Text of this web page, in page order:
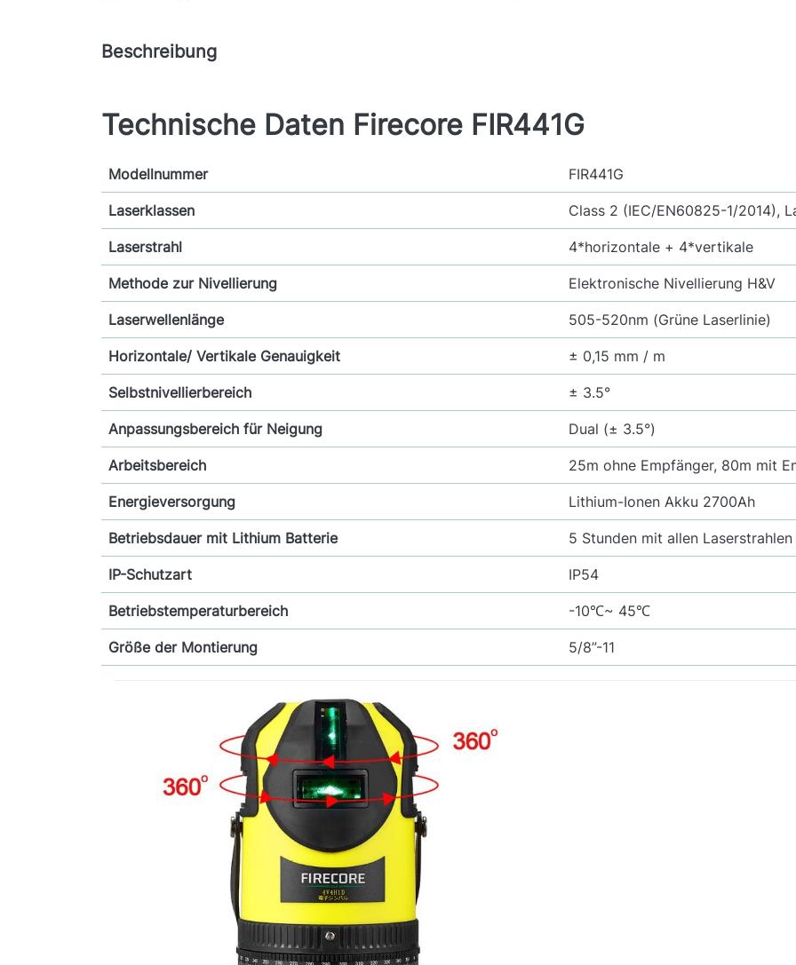
Beschreibung
Technische Daten Firecore FIR441G
Modellnummer FIR441G
Laserklassen Class 2 (IEC/EN60825-1/2014),
Laserstrahl 4*horizontale + 4*vertikale
Methode zur Nivellierung Elektronische Nivellierung H&V
Laserwellenlänge 505-520nm (Grüne Laserlinie)
Horizontale/ Vertikale Genauigkeit ± 0,15 mm / m
Selbstnivellierbereich ± 3.5°
Anpassungsbereich für Neigung Dual (± 3.5°)
Arbeitsbereich 25m ohne Empfänger, 80m mit
Energieversorgung Lithium-Ionen Akku 2700Ah
Betriebsdauer mit Lithium Batterie 5 Stunden mit allen Laserstrahlen
IP-Schutzart IP54
Betriebstemperaturbereich -10℃~ 45℃
Größe der Montierung 5/8”-11